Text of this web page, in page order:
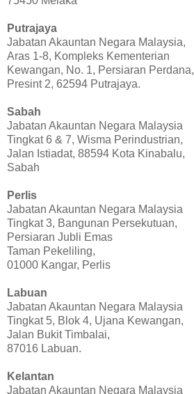
Putrajaya
Jabatan Akauntan Negara Malaysia,
Aras 1-8, Kompleks Kementerian
Kewangan, No. 1, Persiaran Perdana,
Presint 2, 62594 Putrajaya.
Sabah
Jabatan Akauntan Negara Malaysia
Tingkat 6 & 7, Wisma Perindustrian,
Jalan Istiadat, 88594 Kota Kinabalu,
Sabah
Perlis
Jabatan Akauntan Negara Malaysia
Tingkat 3, Bangunan Persekutuan,
Persiaran Jubli Emas
Taman Pekeliling,
01000 Kangar, Perlis
Labuan
Jabatan Akauntan Negara Malaysia
Tingkat 5, Blok 4, Ujana Kewangan,
Jalan Bukit Timbalai,
87016 Labuan.
Kelantan
Jabatan Akauntan Negara Malaysia